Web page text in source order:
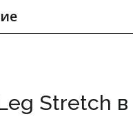
Stretch в